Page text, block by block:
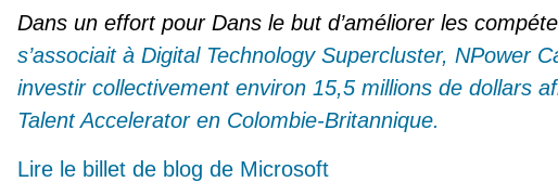
Dans un effort pour Dans le but d’améliorer les
s’associait à Digital Technology Supercluster, NPower
investir collectivement environ 15,5 millions de dollars
Talent Accelerator en Colombie-Britannique.
Lire le billet de blog de Microsoft